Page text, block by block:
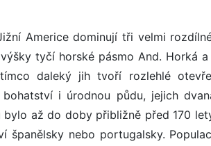
Americe dominují tři velmi
tyčí horské pásmo And. Horká
daleký jih tvoří rozlehlé
i úrodnou půdu, jejich
až do doby přibližně před 170
španělsky nebo portugalsky.